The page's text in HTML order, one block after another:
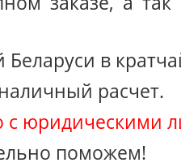
Беларуси в
расчет.
с юридическими
поможем!